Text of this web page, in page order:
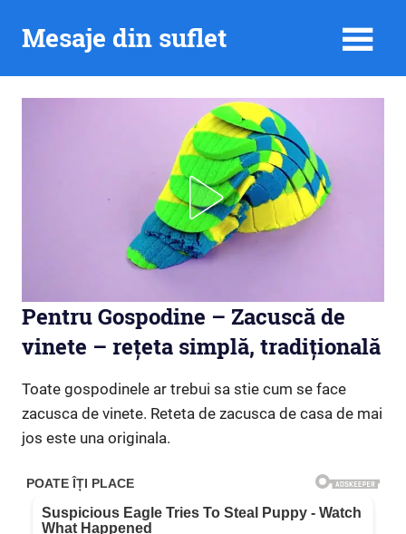
Mesaje din suflet
Pentru Gospodine – Zacuscă de
vinete – rețeta simplă, tradițională
Toate gospodinele ar trebui sa stie cum se face
zacusca de vinete. Reteta de zacusca de casa de mai
jos este una originala.